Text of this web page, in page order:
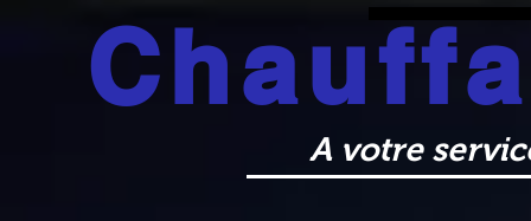
A votre